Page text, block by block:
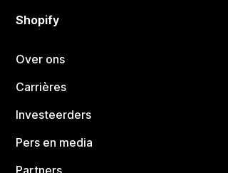
Shopify
Over ons
Carrières
Investeerders
Pers en media